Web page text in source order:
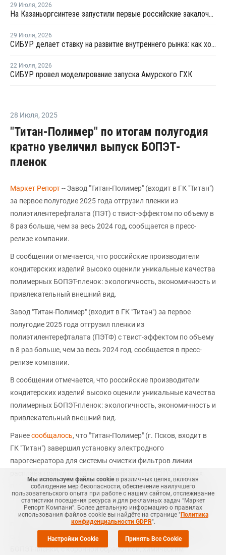
29 Июля, 2026
На Казаньоргсинтезе запустили первые российские закалочно-испарительные аппараты
29 Июля, 2026
СИБУР делает ставку на развитие внутреннего рынка: как холдинг стимулирует спрос на полимеры в ритейле
22 Июля, 2026
СИБУР провел моделирование запуска Амурского ГХК
28 Июля, 2025
"Титан-Полимер" по итогам полугодия
кратно увеличил выпуск БОПЭТ-
пленок
Маркет Репорт-- Завод "Титан-Полимер" (входит в ГК "Титан")
за первое полугодие 2025 года отгрузил пленки из
полиэтилентерефталата (ПЭТ) с твист-эффектом по объему в
8 раз больше, чем за весь 2024 год, сообщается в пресс-
релизе компании.
В сообщении отмечается, что российские производители
кондитерских изделий высоко оценили уникальные качества
полимерных БОПЭТ-пленок: экологичность, экономичность и
привлекательный внешний вид.
Завод "Титан-Полимер" (входит в ГК "Титан") за первое
полугодие 2025 года отгрузил пленки из
полиэтилентерефталата (ПЭТФ) с твист-эффектом по объему
в 8 раз больше, чем за весь 2024 год, сообщается в пресс-
релизе компании.
В сообщении отмечается, что российские производители
кондитерских изделий высоко оценили уникальные качества
полимерных БОПЭТ-пленок: экологичность, экономичность и
привлекательный внешний вид.
Ранеесообщалось, что "Титан-Полимер" (г. Псков, входит в
ГК "Титан") завершил установку электродного
парогенератора для системы очистки фильтров линии
проекта была модернизирована система прожига фильтров,
что позволило значительно усовершенствовать процесс их
очистки. Завод Титан-Полимер может производить БОПЭТ-
пленки толщиной от 8 до 125 мкм в соответствии со
специализацией заказчика. В ассортименте — прозрачные
БОПЭТ-пленки, с коронной обработкой, химическим
Мы используем файлы cookie в различных целях, включая
соблюдение мер безопасности, обеспечение наилучшего
пользовательского опыта при работе с нашим сайтом, отслеживание
статистики посещения ресурса и для рекламных задач “Маркет
Репорт Компани”. Более детальную информацию о правилах
использования файлов cookie вы найдёте на странице "Политика
конфиденциальности GDPR".
Настройки Cookie Принять Все Cookie